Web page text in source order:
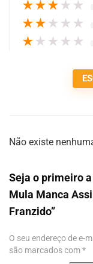
★★★ ★ ★
★★ ★ ★ ★
★ ★ ★ ★ ★
Não existe
Seja o primeiro
Mula Manca
Franzido”
O seu endereço de e-
são marcados com*